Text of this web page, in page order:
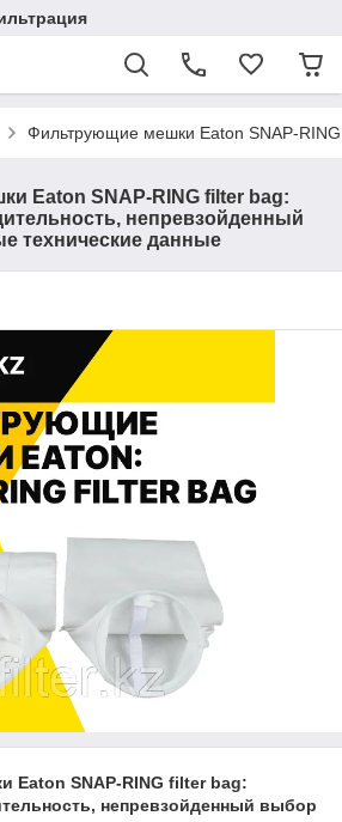
Фильтрующие мешки Eaton SNAP-
Eaton SNAP-RING filter bag:
непревзойденный
технические данные
SNAP-RING filter bag:
непревзойденный выбор